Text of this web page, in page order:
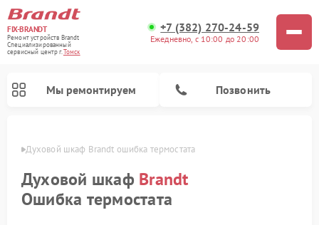
FIX-BRANDT
Ремонт устройств Brandt
Специализированный
cервисный центр г.Томск
+7 (382) 270-24-59
Ежедневно, с 10:00 до 20:00
Мы ремонтируем Позвонить
Духовой шкаф Brandt ошибка термостата
Духовой шкаф Brandt
Ошибка термостата